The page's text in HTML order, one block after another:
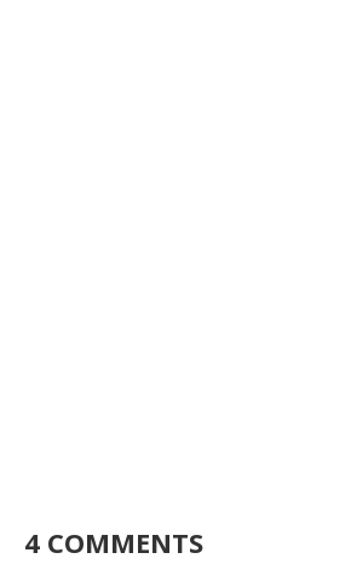
4 COMMENTS